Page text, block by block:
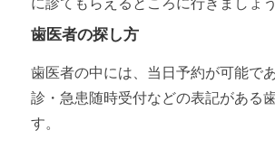
に診てもらえるところに行きましょう
歯医者の探し方
歯医者の中には、当日予約が可能で
診・急患随時受付などの表記がある
す。